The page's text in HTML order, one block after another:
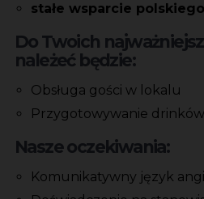
stałe wsparcie
Do Twoich
należeć będzie:
Obsługa gości w lokalu
Przygotowywanie
Nasze oczekiwania:
Komunikatywny język